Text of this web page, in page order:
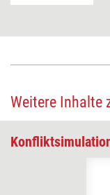
Weitere Inhalte